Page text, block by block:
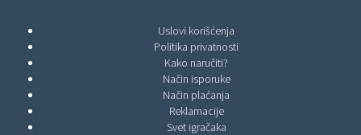
Uslovi korišćenja
Politika privatnosti
Kako naručiti?
Način isporuke
Način plaćanja
Reklamacije
Svet igračaka